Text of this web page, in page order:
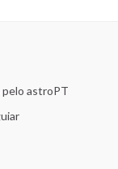
pelo astroPT